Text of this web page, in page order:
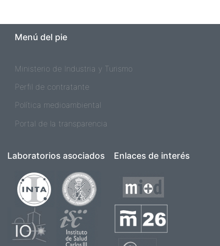
Menú del pie
Ministerio de Industria y Turismo
Perfil de contratante
Política medioambiental
Portal de la transparencia
Laboratorios asociados
Imagen Imagen
Imagen Imagen
Enlaces de interés
Imagen
Imagen